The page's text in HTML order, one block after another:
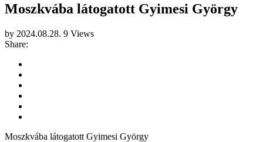
Moszkvába látogatott Gyimesi György
by 2024.08.28. 9 Views
Share:
Moszkvába látogatott Gyimesi György